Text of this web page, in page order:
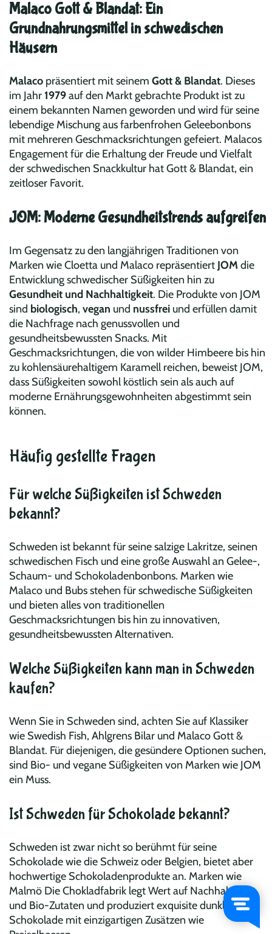
Malaco Gott & Blandat: Ein
Grundnahrungsmittel in schwedischen
Häusern
Malaco präsentiert mit seinem Gott & Blandat. Dieses
im Jahr1979auf den Markt gebrachte Produkt ist zu
einem bekannten Namen geworden und wird für seine
lebendige Mischung aus farbenfrohen Geleebonbons
mit mehreren Geschmacksrichtungen gefeiert. Malacos
Engagement für die Erhaltung der Freude und Vielfalt
der schwedischen Snackkultur hat Gott & Blandat, ein
zeitloser Favorit.
JOM: Moderne Gesundheitstrends aufgreifen
Im Gegensatz zu den langjährigen Traditionen von
Marken wie Cloetta und Malaco repräsentiert JOMdie
Entwicklung schwedischer Süßigkeiten hin zu
Gesundheit und Nachhaltigkeit. Die Produkte von JOM
sind biologisch, vegan und nussfrei und erfüllen damit
die Nachfrage nach genussvollen und
gesundheitsbewussten Snacks. Mit
Geschmacksrichtungen, die von wilder Himbeere bis hin
zu kohlensäurehaltigem Karamell reichen, beweist JOM,
dass Süßigkeiten sowohl köstlich sein als auch auf
moderne Ernährungsgewohnheiten abgestimmt sein
können.
Häufig gestellte Fragen
Für welche Süßigkeiten ist Schweden
bekannt?
Schweden ist bekannt für seine salzige Lakritze, seinen
schwedischen Fisch und eine große Auswahl an Gelee-,
Schaum- und Schokoladenbonbons. Marken wie
Malaco und Bubs stehen für schwedische Süßigkeiten
und bieten alles von traditionellen
Geschmacksrichtungen bis hin zu innovativen,
gesundheitsbewussten Alternativen.
Welche Süßigkeiten kann man in Schweden
kaufen?
Wenn Sie in Schweden sind, achten Sie auf Klassiker
wie Swedish Fish, Ahlgrens Bilar und Malaco Gott &
Blandat. Für diejenigen, die gesündere Optionen suchen,
sind Bio- und vegane Süßigkeiten von Marken wie JOM
ein Muss.
Ist Schweden für Schokolade bekannt?
Schweden ist zwar nicht so berühmt für seine
Schokolade wie die Schweiz oder Belgien, bietet aber
hochwertige Schokoladenprodukte an. Marken wie
Malmö Die Chokladfabrik legt Wert auf Nachhaltigkeit
und Bio-Zutaten und produziert exquisite dunkle
Schokolade mit einzigartigen Zusätzen wie